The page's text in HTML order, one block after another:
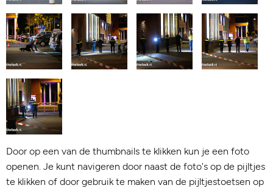
Door op een van de thumbnails te klikken kun je een foto
openen. Je kunt navigeren door naast de foto's op de pijltjes
te klikken of door gebruik te maken van de pijltjestoetsen op